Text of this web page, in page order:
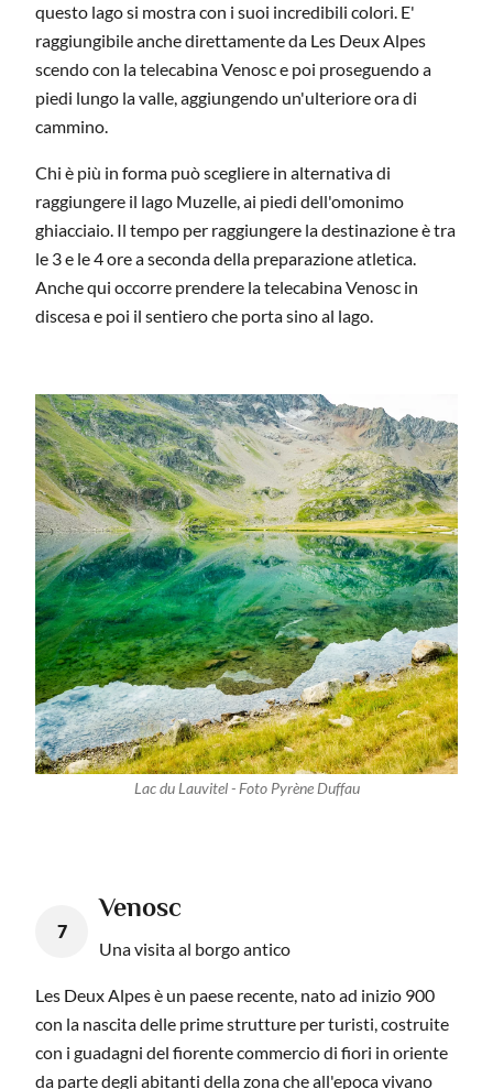
Lac du Lauvitel - Foto Pyrène Duffau
questo lago si mostra con i suoi incredibili colori. E'
raggiungibile anche direttamente da Les Deux Alpes
scendo con la telecabina Venosc e poi proseguendo a
piedi lungo la valle, aggiungendo un'ulteriore ora di
cammino.
Chi è più in forma può scegliere in alternativa di
raggiungere il lago Muzelle, ai piedi dell'omonimo
ghiacciaio. Il tempo per raggiungere la destinazione è tra
le 3 e le 4 ore a seconda della preparazione atletica.
Anche qui occorre prendere la telecabina Venosc in
discesa e poi il sentiero che porta sino al lago.
7
Venosc
Una visita al borgo antico
Les Deux Alpes è un paese recente, nato ad inizio 900
con la nascita delle prime strutture per turisti, costruite
con i guadagni del fiorente commercio di fiori in oriente
da parte degli abitanti della zona che all'epoca vivano